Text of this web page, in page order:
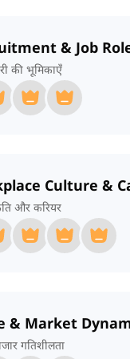
& Job
की भूमिकाएँ
Culture &
और करियर
& Market
गतिशीलता